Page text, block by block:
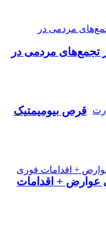
مردمی در
قرص بیومیمتیک
عوارض + اقدامات